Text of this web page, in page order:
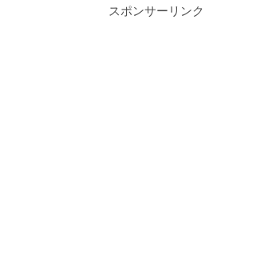
スポンサーリンク